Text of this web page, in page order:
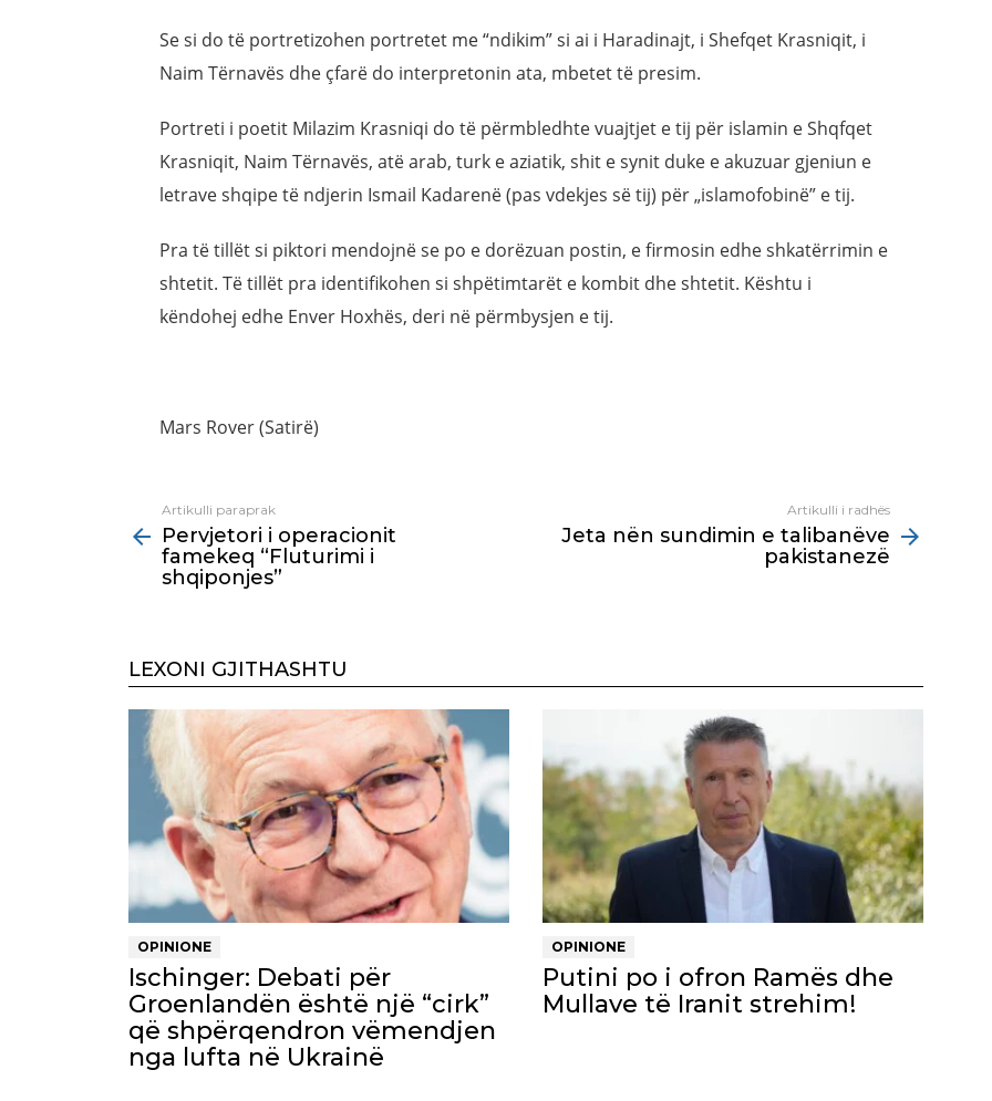
Se si do të portretizohen portretet me “ndikim” si ai i Haradinajt, i Shefqet Krasniqit, i
Naim Tërnavës dhe çfarë do interpretonin ata, mbetet të presim.
Portreti i poetit Milazim Krasniqi do të përmbledhte vuajtjet e tij për islamin e Shqfqet
Krasniqit, Naim Tërnavës, atë arab, turk e aziatik, shit e synit duke e akuzuar gjeniun e
letrave shqipe të ndjerin Ismail Kadarenë (pas vdekjes së tij) për „islamofobinë” e tij.
Pra të tillët si piktori mendojnë se po e dorëzuan postin, e firmosin edhe shkatërrimin e
shtetit. Të tillët pra identifikohen si shpëtimtarët e kombit dhe shtetit. Kështu i
këndohej edhe Enver Hoxhës, deri në përmbysjen e tij.
Mars Rover (Satirë)
more
Artikulli paraprak
Pervjetori i operacionit
famekeq “Fluturimi i
shqiponjes”
Artikulli i radhës
Jeta nën sundimin e talibanëve
pakistanezë
LEXONI GJITHASHTU
OPINIONE
Ischinger: Debati për
Groenlandën është një “cirk”
që shpërqendron vëmendjen
nga lufta në Ukrainë
OPINIONE
Putini po i ofron Ramës dhe
Mullave të Iranit strehim!